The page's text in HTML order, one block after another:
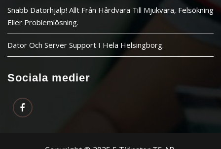
Snabb Datorhjalp! Allt Från Hårdvara Till Mjukvara, Felsökning
Eller Problemlösning.
Dator Och Server Support I Hela Helsingborg.
Sociala medier